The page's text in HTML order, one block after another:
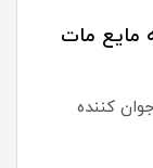
مایع مات
کننده